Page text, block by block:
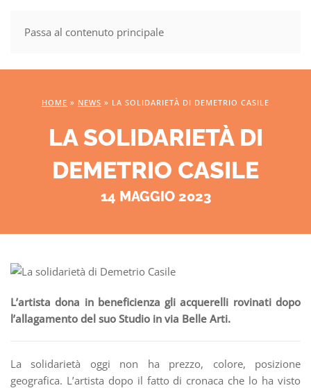
Passa al contenuto principale
MENU
HOME » NEWS » LA SOLIDARIETÀ DI DEMETRIO CASILE
LA SOLIDARIETÀ DI
DEMETRIO CASILE
14 MAGGIO 2023
L’artista dona in beneficienza gli acquerelli rovinati dopo
l’allagamento del suo Studio in via Belle Arti.
La solidarietà oggi non ha prezzo, colore, posizione
geografica. L’artista dopo il fatto di cronaca che lo ha visto